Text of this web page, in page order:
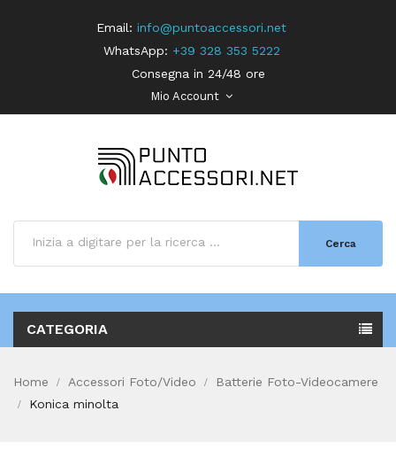
Email: info@puntoaccessori.net
WhatsApp: +39 328 353 5222
Consegna in 24/48 ore
Mio Account
Cerca
CATEGORIA
Home Accessori Foto/Video
Batterie Foto-Videocamere
Konica minolta